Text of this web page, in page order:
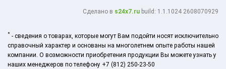
Cделано в s24x7.ru build: 1.1.1024 2608070929
* - сведения о товарах, которые могут Вам подойти носят исключительно
справочный характер и основаны на многолетнем опыте работы нашей
компании. О возможности приобретения продукции Вы можете узнать у
наших менеджеров по телефону +7 (812) 250-23-50